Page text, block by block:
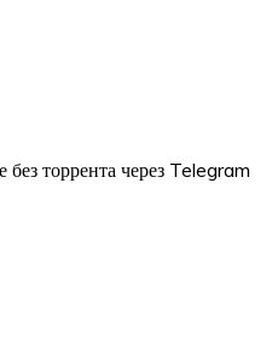
торрента через Telegram